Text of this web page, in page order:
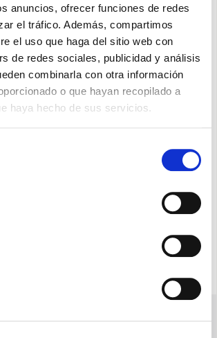
anuncios, ofrecer funciones de redes
el tráfico. Además, compartimos
el uso que haga del sitio web con
de redes sociales, publicidad y análisis
combinarla con otra información
o que hayan recopilado a
haya hecho de sus servicios.
di arredamento oltre che consumi ridotti.
Calderini Costruzioni (BO)
Barontini – (Bo)
Appartamenti
con contabilizzazione